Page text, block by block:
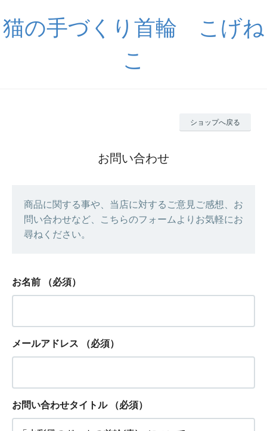
猫の手づくり首輪 こげね
こ
ショップへ戻る
お問い合わせ
商品に関する事や、当店に対するご意見ご感想、お
問い合わせなど、こちらのフォームよりお気軽にお
尋ねください。
お名前 （必須）
メールアドレス （必須）
お問い合わせタイトル （必須）